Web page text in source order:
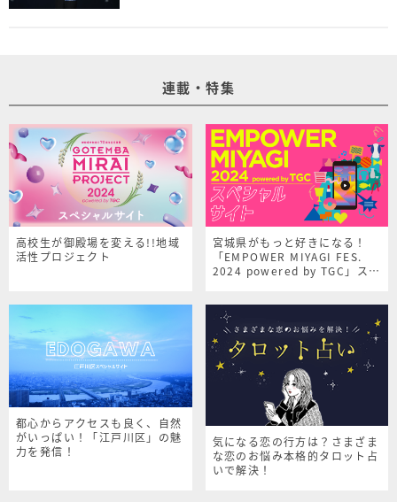
連載・特集
高校生が御殿場を変える!!地域
活性プロジェクト
宮城県がもっと好きになる！
「EMPOWER MIYAGI FES.
2024 powered by TGC」スペ
都心からアクセスも良く、自然
がいっぱい！「江戸川区」の魅
力を発信！
気になる恋の行方は？さまざま
な恋のお悩み本格的タロット占
いで解決！